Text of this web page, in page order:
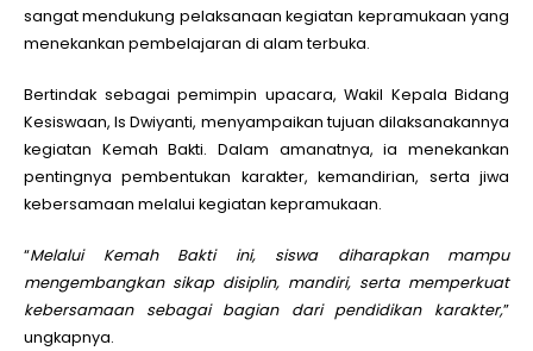
sangat mendukung pelaksanaan kegiatan kepramukaan yang
menekankan pembelajaran di alam terbuka.
Bertindak sebagai pemimpin upacara, Wakil Kepala Bidang
Kesiswaan, Is Dwiyanti, menyampaikan tujuan dilaksanakannya
kegiatan Kemah Bakti. Dalam amanatnya, ia menekankan
pentingnya pembentukan karakter, kemandirian, serta jiwa
kebersamaan melalui kegiatan kepramukaan.
“Melalui Kemah Bakti ini, siswa diharapkan mampu
mengembangkan sikap disiplin, mandiri, serta memperkuat
kebersamaan sebagai bagian dari pendidikan karakter,”
ungkapnya.